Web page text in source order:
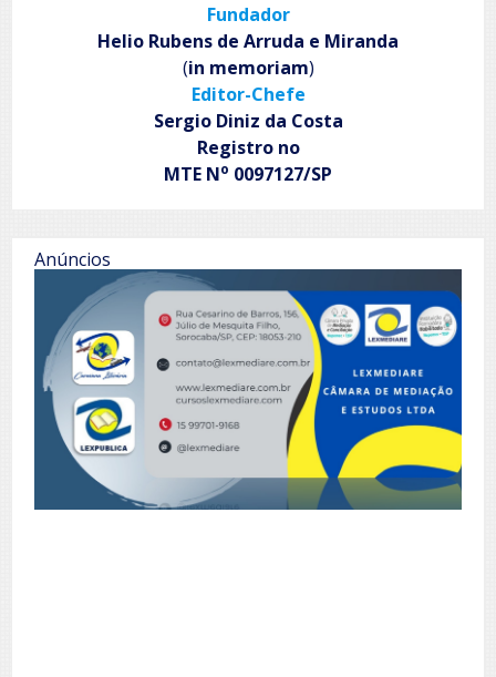
Fundador
Helio Rubens de Arruda e Miranda
(in memoriam)
Editor-Chefe
Sergio Diniz da Costa
Registro no
MTE No 0097127/SP
Anúncios